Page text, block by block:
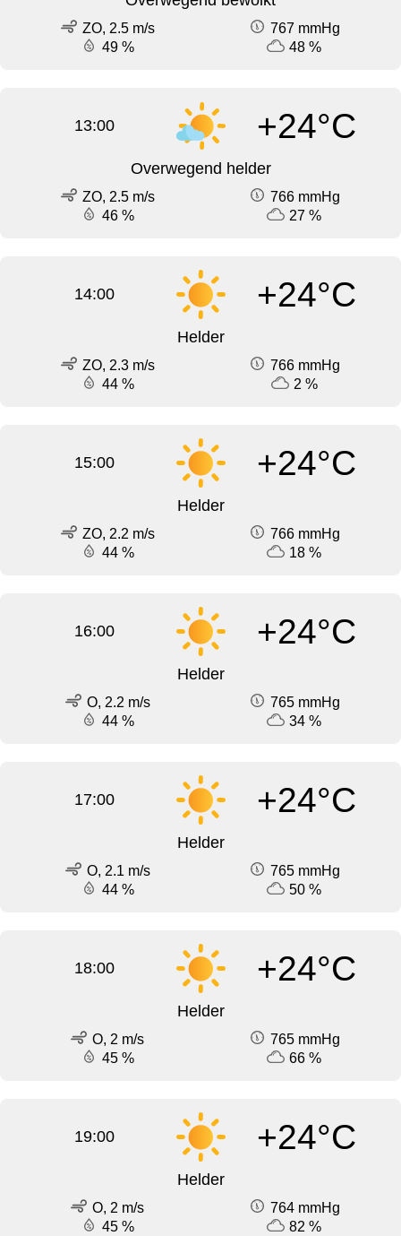
ZO, 2.5 m/s
767 mmHg
49 %
48 %
13:00 +24°C
Overwegend helder
ZO, 2.5 m/s
766 mmHg
46 %
27 %
14:00 +24°C
Helder
ZO, 2.3 m/s
766 mmHg
44 %
2 %
15:00 +24°C
Helder
ZO, 2.2 m/s
766 mmHg
44 %
18 %
16:00 +24°C
Helder
O, 2.2 m/s
765 mmHg
44 %
34 %
17:00 +24°C
Helder
O, 2.1 m/s
765 mmHg
44 %
50 %
18:00 +24°C
Helder
O, 2 m/s
765 mmHg
45 %
66 %
19:00 +24°C
Helder
O, 2 m/s
764 mmHg
45 %
82 %